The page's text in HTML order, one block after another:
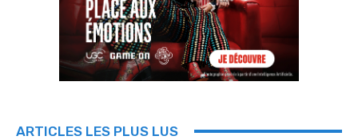
ARTICLES LES PLUS LUS